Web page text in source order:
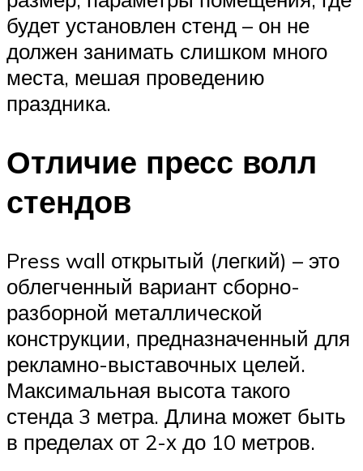
будет установлен стенд – он не
должен занимать слишком много
места, мешая проведению
праздника.
Отличие пресс волл
стендов
Press wall открытый (легкий) – это
облегченный вариант сборно-
разборной металлической
конструкции, предназначенный для
рекламно-выставочных целей.
Максимальная высота такого
стенда 3 метра. Длина может быть
в пределах от 2-х до 10 метров.